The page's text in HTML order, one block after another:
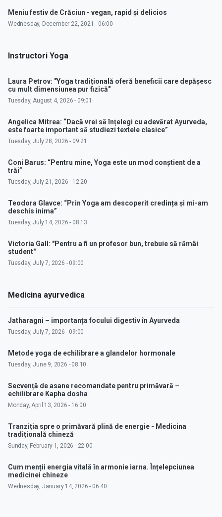
Meniu festiv de Crăciun - vegan, rapid și delicios
Wednesday, December 22, 2021 - 06:00
Instructori Yoga
Laura Petrov: "Yoga tradițională oferă beneficii care depășesc
cu mult dimensiunea pur fizică"
Tuesday, August 4, 2026 - 09:01
Angelica Mitrea: “Dacă vrei să înțelegi cu adevărat Ayurveda,
este foarte important să studiezi textele clasice”
Tuesday, July 28, 2026 - 09:21
Coni Barus: “Pentru mine, Yoga este un mod conștient de a
trăi”
Tuesday, July 21, 2026 - 12:20
Teodora Glavce: “Prin Yoga am descoperit credința și mi-am
deschis inima”
Tuesday, July 14, 2026 - 08:13
Victoria Gall: "Pentru a fi un profesor bun, trebuie să rămâi
student"
Tuesday, July 7, 2026 - 09:00
Medicina ayurvedica
Jatharagni – importanța focului digestiv în Ayurveda
Tuesday, July 7, 2026 - 09:00
Metode yoga de echilibrare a glandelor hormonale
Tuesday, June 9, 2026 - 08:10
Secvență de asane recomandate pentru primăvară –
echilibrare Kapha dosha
Monday, April 13, 2026 - 16:00
Tranziția spre o primăvară plină de energie - Medicina
tradițională chineză
Sunday, February 1, 2026 - 22:00
Cum menții energia vitală în armonie iarna. Înțelepciunea
medicinei chineze
Wednesday, January 14, 2026 - 06:40